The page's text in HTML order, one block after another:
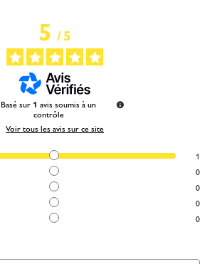
5/5
Basé sur 1 avis soumis à un
contrôle
Voir tous les avis sur ce site
1
0
0
0
0